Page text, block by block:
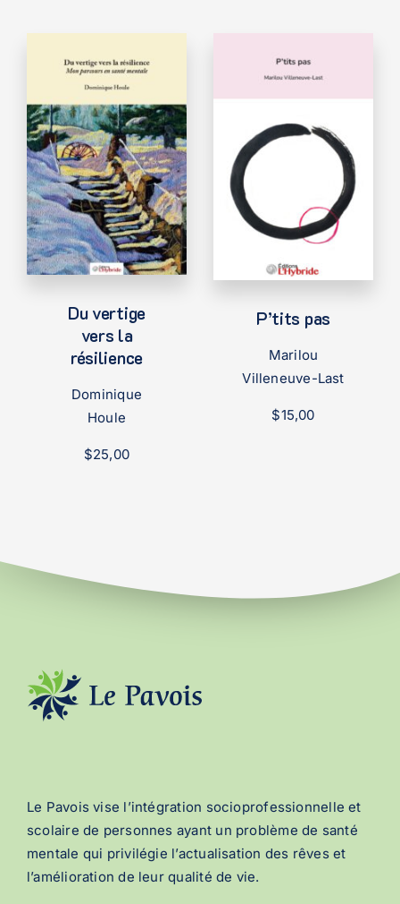
Du vertige
vers la
résilience
Dominique
Houle
$25,00
P’tits pas
Marilou
Villeneuve-Last
$15,00
Le Pavois vise l’intégration socioprofessionnelle et
scolaire de personnes ayant un problème de santé
mentale qui privilégie l’actualisation des rêves et
l’amélioration de leur qualité de vie.